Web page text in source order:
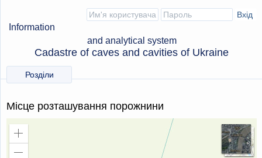
Information
and analytical system
Cadastre of caves and cavities of Ukraine
Розділи
Місце розташування порожнини
Збільшити